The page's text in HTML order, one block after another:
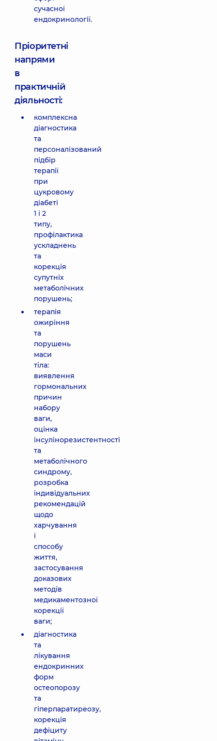
сучасної
ендокринології.
Пріоритетні
напрями
в
практичній
діяльності:
комплексна
діагностика
та
персоналізований
підбір
терапії
при
цукровому
діабеті
1 і 2
типу,
профілактика
ускладнень
та
корекція
супутніх
метаболічних
порушень;
терапія
ожиріння
та
порушень
маси
тіла:
виявлення
гормональних
причин
набору
ваги,
оцінка
інсулінорезистентності
та
метаболічного
синдрому,
розробка
індивідуальних
рекомендацій
щодо
харчування
і
способу
життя,
застосування
доказових
методів
медикаментозної
корекції
ваги;
діагностика
та
лікування
ендокринних
форм
остеопорозу
та
гіперпаратиреозу,
корекція
дефіциту